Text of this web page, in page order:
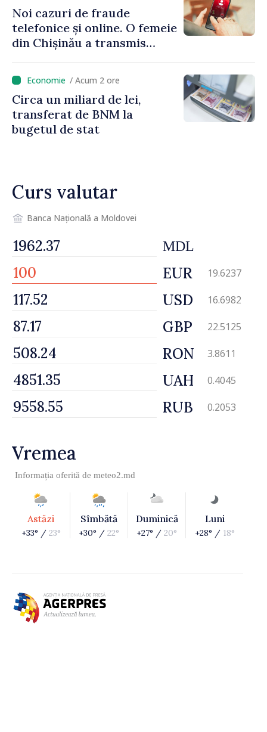
Noi cazuri de fraude
telefonice și online. O femeie
din Chișinău a transmis
/ Acum 2 ore
Circa un miliard de lei,
transferat de BNM la
bugetul de stat
Curs valutar
Banca Națională a Moldovei
MDL
EUR 19.6237
USD 16.6982
GBP 22.5125
RON 3.8611
UAH 0.4045
RUB 0.2053
Vremea
Informația oferită de meteo2.md
Astăzi
+33° / 23°
Sîmbătă
+30° / 22°
Duminică
+27° / 20°
Luni
+28° / 18°